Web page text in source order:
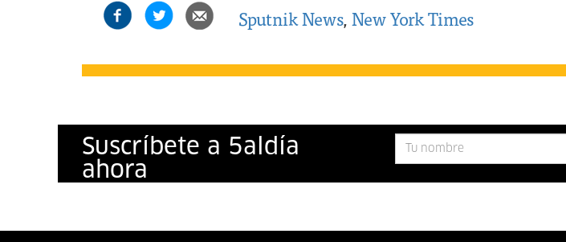
Sputnik News, New York Times
Suscríbete a 5al día
ahora